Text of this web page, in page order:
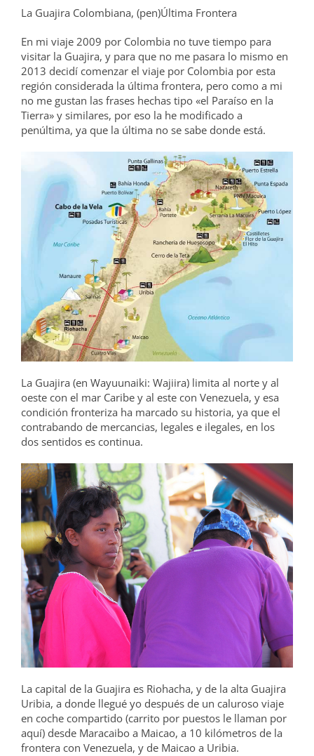
La Guajira Colombiana, (pen)Última Frontera
En mi viaje 2009 por Colombia no tuve tiempo para
visitar la Guajira, y para que no me pasara lo mismo en
2013 decidí comenzar el viaje por Colombia por esta
región considerada la última frontera, pero como a mi
no me gustan las frases hechas tipo «el Paraíso en la
Tierra» y similares, por eso la he modificado a
penúltima, ya que la última no se sabe donde está.
La Guajira (en Wayuunaiki: Wajiira) limita al norte y al
oeste con el mar Caribe y al este con Venezuela, y esa
condición fronteriza ha marcado su historia, ya que el
contrabando de mercancias, legales e ilegales, en los
dos sentidos es continua.
La capital de la Guajira es Riohacha, y de la alta Guajira
Uribia, a donde llegué yo después de un caluroso viaje
en coche compartido (carrito por puestos le llaman por
aquí) desde Maracaibo a Maicao, a 10 kilómetros de la
frontera con Venezuela, y de Maicao a Uribia.